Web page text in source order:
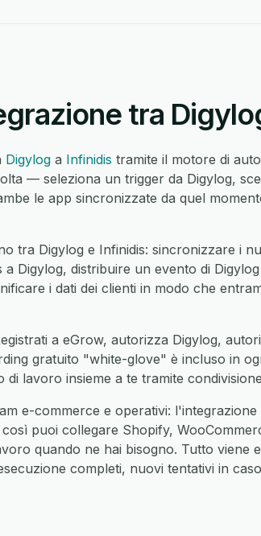
tra
Digylog a Infinidis tramite il motore di
— seleziona un trigger da Digylog,
le app sincronizzate da quel
tra Digylog e Infinidis: sincronizzare i
Digylog, distribuire un evento di
i dati dei clienti in modo che
a eGrow, autorizza Digylog,
gratuito "white-glove" è incluso in
lavoro insieme a te tramite
e-commerce e operativi:
così puoi collegare Shopify,
quando ne hai bisogno. Tutto viene
completi, nuovi tentativi in